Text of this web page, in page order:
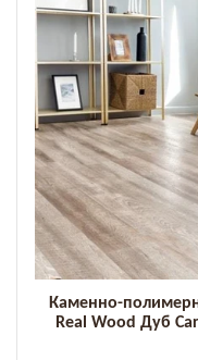
Каменно-
Real Wood Дуб